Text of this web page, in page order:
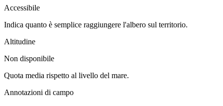
Accessibile
Indica quanto è semplice raggiungere l'albero sul territorio.
Altitudine
Non disponibile
Quota media rispetto al livello del mare.
Annotazioni di campo